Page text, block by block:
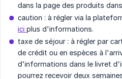
dans la page des produits
caution : à régler via la
ici plus d'informations.
taxe de séjour : à régler par
de crédit ou en espèces à
d'informations dans le livret
pourrez recevoir deux